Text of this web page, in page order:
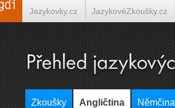
Jazykovky.cz JazykovéZkoušky.cz
Španělština on-line Italština on-line
Zkoušky Angličtina Němčina